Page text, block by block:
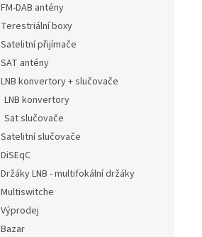
FM-DAB antény
Terestriální boxy
Satelitní přijímače
SAT antény
LNB konvertory + slučovače
LNB konvertory
Sat slučovače
Satelitní slučovače
DiSEqC
Držáky LNB - multifokální držáky
Multiswitche
Výprodej
Bazar